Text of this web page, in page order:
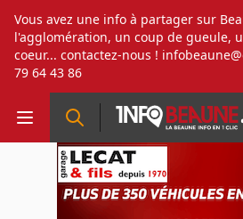
Vous avez une info à partager sur
l'agglomération, un coup de gueule,
coeur... contactez-nous !
79 64 43 86